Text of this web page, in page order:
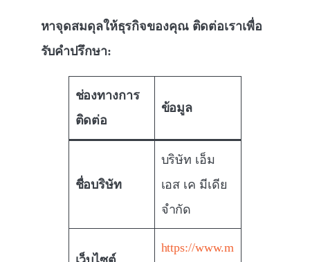
หาจุดสมดุลให้ธุรกิจของคุณ ติดต่อเราเพื่อ
รับคำปรึกษา:
ช่องทางการ
ติดต่อ
ข้อมูล
ชื่อบริษัท
บริษัท เอ็ม
เอส เค มีเดีย
จำกัด
https://www.m